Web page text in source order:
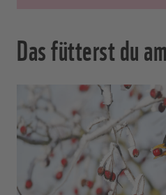
Das fütterst du